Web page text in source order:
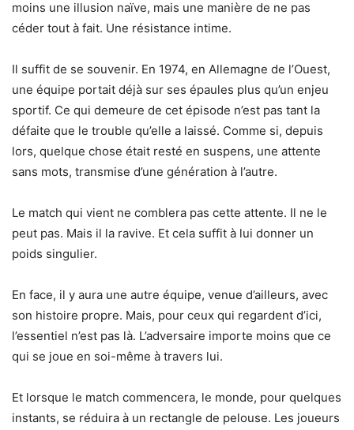
moins une illusion naïve, mais une manière de ne pas
céder tout à fait. Une résistance intime.
Il suffit de se souvenir. En 1974, en Allemagne de l’Ouest,
une équipe portait déjà sur ses épaules plus qu’un enjeu
sportif. Ce qui demeure de cet épisode n’est pas tant la
défaite que le trouble qu’elle a laissé. Comme si, depuis
lors, quelque chose était resté en suspens, une attente
sans mots, transmise d’une génération à l’autre.
Le match qui vient ne comblera pas cette attente. Il ne le
peut pas. Mais il la ravive. Et cela suffit à lui donner un
poids singulier.
En face, il y aura une autre équipe, venue d’ailleurs, avec
son histoire propre. Mais, pour ceux qui regardent d’ici,
l’essentiel n’est pas là. L’adversaire importe moins que ce
qui se joue en soi-même à travers lui.
Et lorsque le match commencera, le monde, pour quelques
instants, se réduira à un rectangle de pelouse. Les joueurs